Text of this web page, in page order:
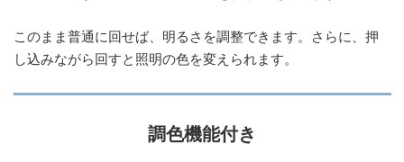
このまま普通に回せば、明るさを調整できます。さらに、押
し込みながら回すと照明の色を変えられます。
調色機能付き